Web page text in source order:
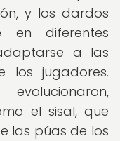
y los dardos
en diferentes
a las
los jugadores.
el sisal, que
las púas de los